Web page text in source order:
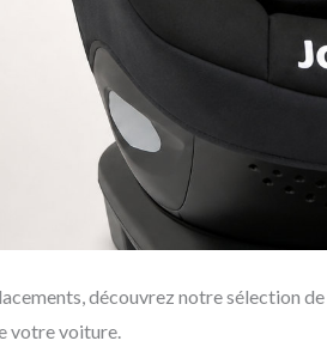
découvrez notre sélection de
votre voiture.